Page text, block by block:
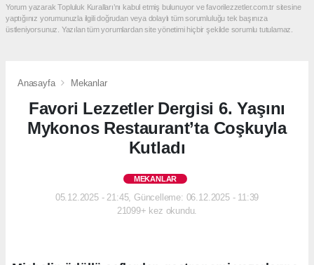
Yorum yazarak Topluluk Kuralları’nı kabul etmiş bulunuyor ve favorilezzetler.com.tr sitesine
yaptığınız yorumunuzla ilgili doğrudan veya dolaylı tüm sorumluluğu tek başınıza
üstleniyorsunuz. Yazılan tüm yorumlardan site yönetimi hiçbir şekilde sorumlu tutulamaz.
Anasayfa Mekanlar
Favori Lezzetler Dergisi 6. Yaşını
Mykonos Restaurant’ta Coşkuyla
Kutladı
MEKANLAR
05.12.2025 - 21:45, Güncelleme: 06.12.2025 - 11:39
21099+ kez okundu.